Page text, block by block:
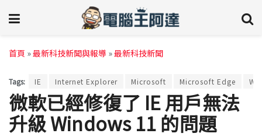
首頁 »最新科技新聞與報導 »最新科技新聞
Tags: IE Internet Explorer Microsoft Microsoft Edge
微軟已經修復了 IE 用戶無法
升級 Windows 11 的問題